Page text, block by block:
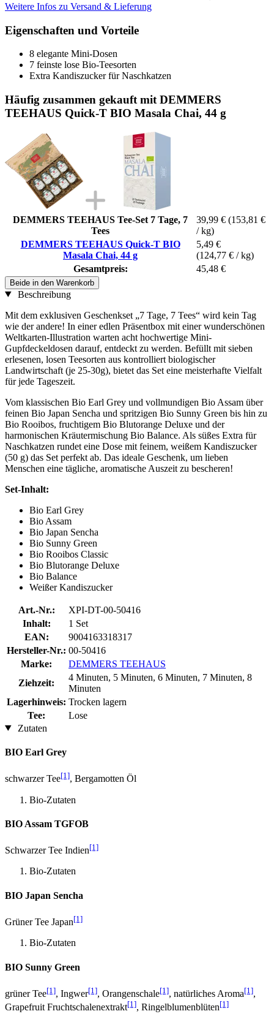
Weitere Infos zu Versand & Lieferung
Eigenschaften und Vorteile
8 elegante Mini-Dosen
7 feinste lose Bio-Teesorten
Extra Kandiszucker für Naschkatzen
Häufig zusammen gekauft mit DEMMERS
TEEHAUS Quick-T BIO Masala Chai, 44 g
DEMMERS TEEHAUS Tee-Set 7 Tage, 7
Tees
39,99 € (153,81 €
/ kg)
DEMMERS TEEHAUS Quick-T BIO
Masala Chai, 44 g
5,49 €
(124,77 € / kg)
Gesamtpreis:
45,48 €
Beide in den Warenkorb
Beschreibung
Mit dem exklusiven Geschenkset „7 Tage, 7 Tees“ wird kein Tag
wie der andere! In einer edlen Präsentbox mit einer wunderschönen
Weltkarten-Illustration warten acht hochwertige Mini-
Gupfdeckeldosen darauf, entdeckt zu werden. Befüllt mit sieben
erlesenen, losen Teesorten aus kontrolliert biologischer
Landwirtschaft (je 25-30g), bietet das Set eine meisterhafte Vielfalt
für jede Tageszeit.
Vom klassischen Bio Earl Grey und vollmundigen Bio Assam über
feinen Bio Japan Sencha und spritzigen Bio Sunny Green bis hin zu
Bio Rooibos, fruchtigem Bio Blutorange Deluxe und der
harmonischen Kräutermischung Bio Balance. Als süßes Extra für
Naschkatzen rundet eine Dose mit feinem, weißem Kandiszucker
(50 g) das Set perfekt ab. Das ideale Geschenk, um lieben
Menschen eine tägliche, aromatische Auszeit zu bescheren!
Set-Inhalt:
Bio Earl Grey
Bio Assam
Bio Japan Sencha
Bio Sunny Green
Bio Rooibos Classic
Bio Blutorange Deluxe
Bio Balance
Weißer Kandiszucker
Art.-Nr.:
XPI-DT-00-50416
Inhalt:
1 Set
EAN:
9004163318317
Hersteller-Nr.: 00-50416
Marke:
DEMMERS TEEHAUS
Ziehzeit:
4 Minuten, 5 Minuten, 6 Minuten, 7 Minuten, 8
Minuten
Lagerhinweis: Trocken lagern
Tee:
Lose
Zutaten
BIO Earl Grey
schwarzer Tee[1], Bergamotten Öl
Bio-Zutaten
BIO Assam TGFOB
Schwarzer Tee Indien[1]
Bio-Zutaten
BIO Japan Sencha
Grüner Tee Japan[1]
Bio-Zutaten
BIO Sunny Green
grüner Tee[1], Ingwer[1], Orangenschale[1], natürliches Aroma[1],
Grapefruit Fruchtschalenextrakt[1], Ringelblumenblüten[1]